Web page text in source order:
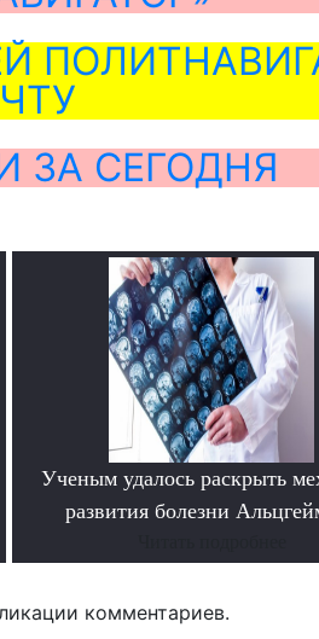
ЗА СЕГОДНЯ
Ученым удалось раскрыть
развития болезни
комментариев.